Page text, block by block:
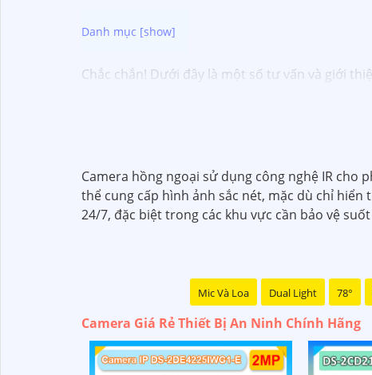
Chắc chắn! Dưới đây là một số tư vấn và giới
công nghệ hồng ngoại thông minh. - Phù hợp
**Camera Hikvision DS-2CD1021-I**: -
✳️3:**Camera Dahua HDCVI HAC-
lên đến 20m. - Chống ngược sáng Digital
Nhớ kiểm tra và lựa chọn sản phẩm phù hợp
hàng tại các cửa hàng điện tử uy tín hoặc cửa
Camera hồng ngoại sử dụng công nghệ IR cho
thể cung cấp hình ảnh sắc nét, mặc dù chỉ
24/7, đặc biệt trong các khu vực cần bảo vệ
Mic Và Loa Dual Light 78°
Camera Giá Rẻ Thiết Bị An Ninh Chính Hãng